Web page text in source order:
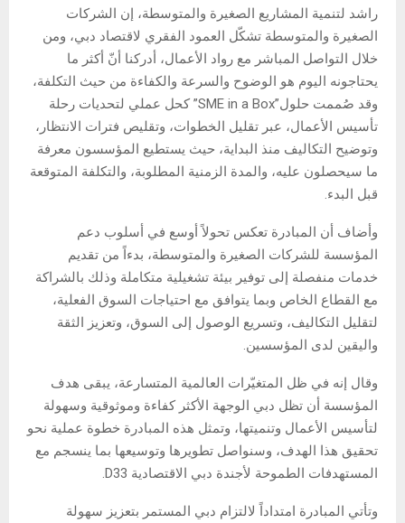
راشد لتنمية المشاريع الصغيرة والمتوسطة، إن الشركات
الصغيرة والمتوسطة تشكّل العمود الفقري لاقتصاد دبي، ومن
خلال التواصل المباشر مع رواد الأعمال، أدركنا أنّ أكثر ما
يحتاجونه اليوم هو الوضوح والسرعة والكفاءة من حيث التكلفة،
وقد صُممت حلول”SME in a Box” كحل عملي لتحديات رحلة
تأسيس الأعمال، عبر تقليل الخطوات، وتقليص فترات الانتظار،
وتوضيح التكاليف منذ البداية، حيث يستطيع المؤسسون معرفة
ما سيحصلون عليه، والمدة الزمنية المطلوبة، والتكلفة المتوقعة
قبل البدء.
وأضاف أن المبادرة تعكس تحولاً أوسع في أسلوب دعم
المؤسسة للشركات الصغيرة والمتوسطة، بدءاً من تقديم
خدمات منفصلة إلى توفير بيئة تشغيلية متكاملة وذلك بالشراكة
مع القطاع الخاص وبما يتوافق مع احتياجات السوق الفعلية،
لتقليل التكاليف، وتسريع الوصول إلى السوق، وتعزيز الثقة
واليقين لدى المؤسسين.
وقال إنه في ظل المتغيّرات العالمية المتسارعة، يبقى هدف
المؤسسة أن تظل دبي الوجهة الأكثر كفاءة وموثوقية وسهولة
لتأسيس الأعمال وتنميتها، وتمثل هذه المبادرة خطوة عملية نحو
تحقيق هذا الهدف، وسنواصل تطويرها وتوسيعها بما ينسجم مع
المستهدفات الطموحة لأجندة دبي الاقتصادية D33.
وتأتي المبادرة امتداداً لالتزام دبي المستمر بتعزيز سهولة